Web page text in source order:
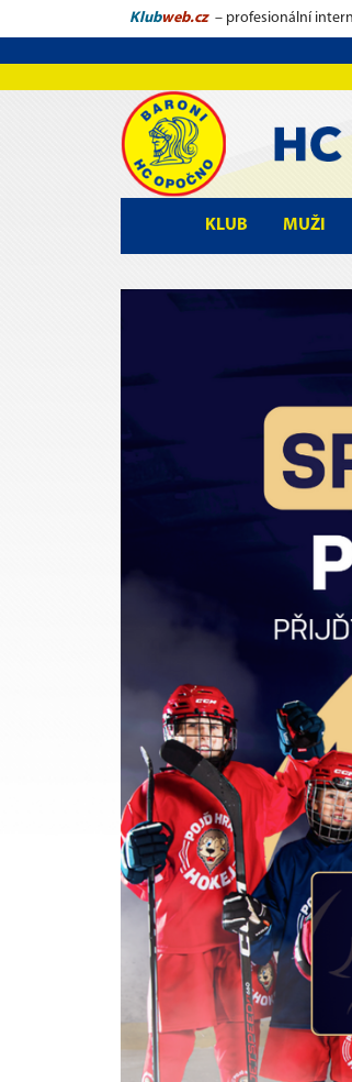
Klubweb.cz – profesionální
KLUB MUŽI